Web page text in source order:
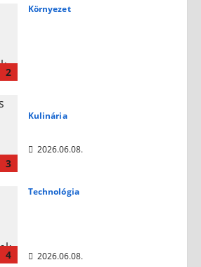
2026.07.10.
2
Környezet
3
Kulinária
2026.06.08.
4
Technológia
2026.06.08.